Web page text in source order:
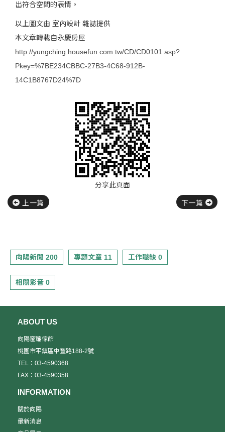
出符合空間的表情。
以上圖文由 室內設計 雜誌提供
本文章轉載自永慶房屋
http://yungching.housefun.com.tw/CD/CD0101.asp?
Pkey=%7BE234CBBC-27B3-4C68-912B-
14C1B8767D24%7D
分享此頁面
上一篇 下一篇
向陽新聞 200 專題文章 11 工作職缺 0
相關影音 0
ABOUT US
向陽窗簾傢飾
桃園市平鎮區中豐路188-2號
TEL：03-4590368
FAX：03-4590358
INFORMATION
關於向陽
最新消息